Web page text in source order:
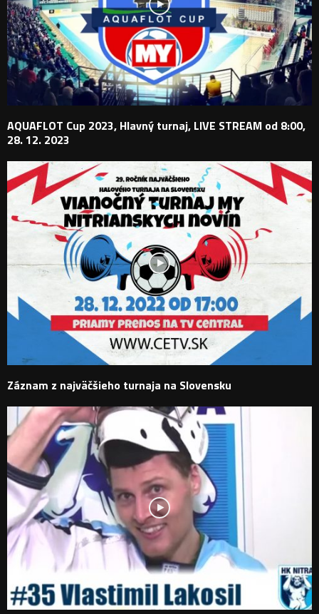
AQUAFLOT Cup 2023, Hlavný turnaj, LIVE STREAM od 8:00,
28. 12. 2023
Záznam z najväčšieho turnaja na Slovensku